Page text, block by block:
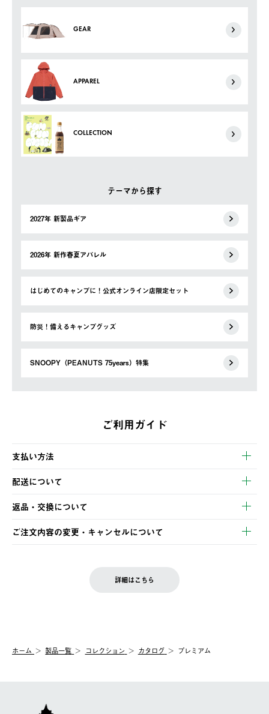
GEAR
APPAREL
COLLECTION
テーマから探す
2027年 新製品ギア
2026年 新作春夏アパレル
はじめてのキャンプに！公式オンライン店限定セット
防災！備えるキャンプグッズ
SNOOPY（PEANUTS 75years）特集
ご利用ガイド
支払い方法
以下のいずれかの方法でお支払いいただけます。
・クレジットカード決済
・コンビニ決済
・Pay-easy決済
配送について
【発送スケジュール】
ご注文・ご入金完了より2営業日以内に商品を発送いたします。
土日祝の発送はございませんので、木曜日以降のご注文は週明け
の発送となる場合がございます。
【配送業者】
佐川急便にて配送されます。
返品・交換について
※お客様都合の場合
お客様都合の返品にかかる送料は、お客様ご負担とさせていただ
一度お手元の商品を返品いただき、ご希望商品を再注文してくだ
ご注文内容の変更・キャンセルについて
LOGOS FAMILY会員の方は、会員マイページ内 購入履歴画面に
詳細はこちら
ホーム 製品一覧 コレクション カタログ プレミアム